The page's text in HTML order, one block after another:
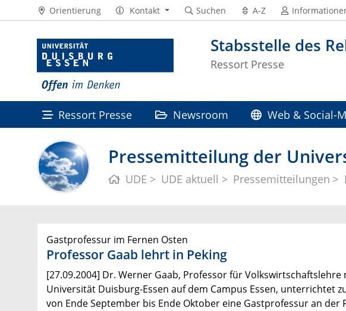
Stabsstelle des
Ressort Presse
Orientierung Kontakt Suchen A-Z
Ressort Presse Newsroom Web & Social-
Pressemitteilung der
UDE UDE aktuell Pressemitteilungen
Gastprofessur im Fernen Osten
Professor Gaab lehrt in Peking
[27.09.2004] Dr. Werner Gaab, Professor für
Universität Duisburg-Essen auf dem Campus Essen, unterrichtet
von Ende September bis Ende Oktober eine Gastprofessur an der